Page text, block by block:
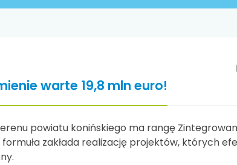
warte 19,8 mln euro!
powiatu konińskiego ma rangę
zakłada realizację projektów, których